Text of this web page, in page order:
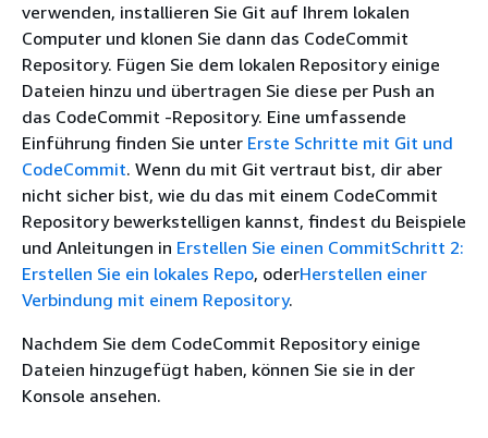
verwenden, installieren Sie Git auf Ihrem lokalen
Computer und klonen Sie dann das CodeCommit
Repository. Fügen Sie dem lokalen Repository einige
Dateien hinzu und übertragen Sie diese per Push an
das CodeCommit -Repository. Eine umfassende
Einführung finden Sie unter Erste Schritte mit Git und
CodeCommit. Wenn du mit Git vertraut bist, dir aber
nicht sicher bist, wie du das mit einem CodeCommit
Repository bewerkstelligen kannst, findest du Beispiele
und Anleitungen in Erstellen Sie einen CommitSchritt 2:
Erstellen Sie ein lokales Repo, oderHerstellen einer
Verbindung mit einem Repository.
Nachdem Sie dem CodeCommit Repository einige
Dateien hinzugefügt haben, können Sie sie in der
Konsole ansehen.